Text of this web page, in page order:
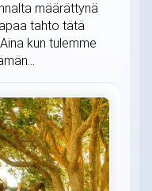
määrättynä
tahto tätä
kun tulemme